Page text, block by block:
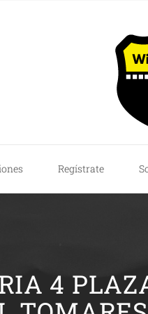
Regístrate
4